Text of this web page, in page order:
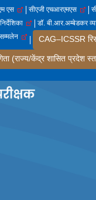
एस सीएजी एचआरएमएस
डॉ. बी.आर.अम्बेडकर
सम्मलेन
CAG–ICSSR
(राज्य/केंद्र शासित प्रदेश